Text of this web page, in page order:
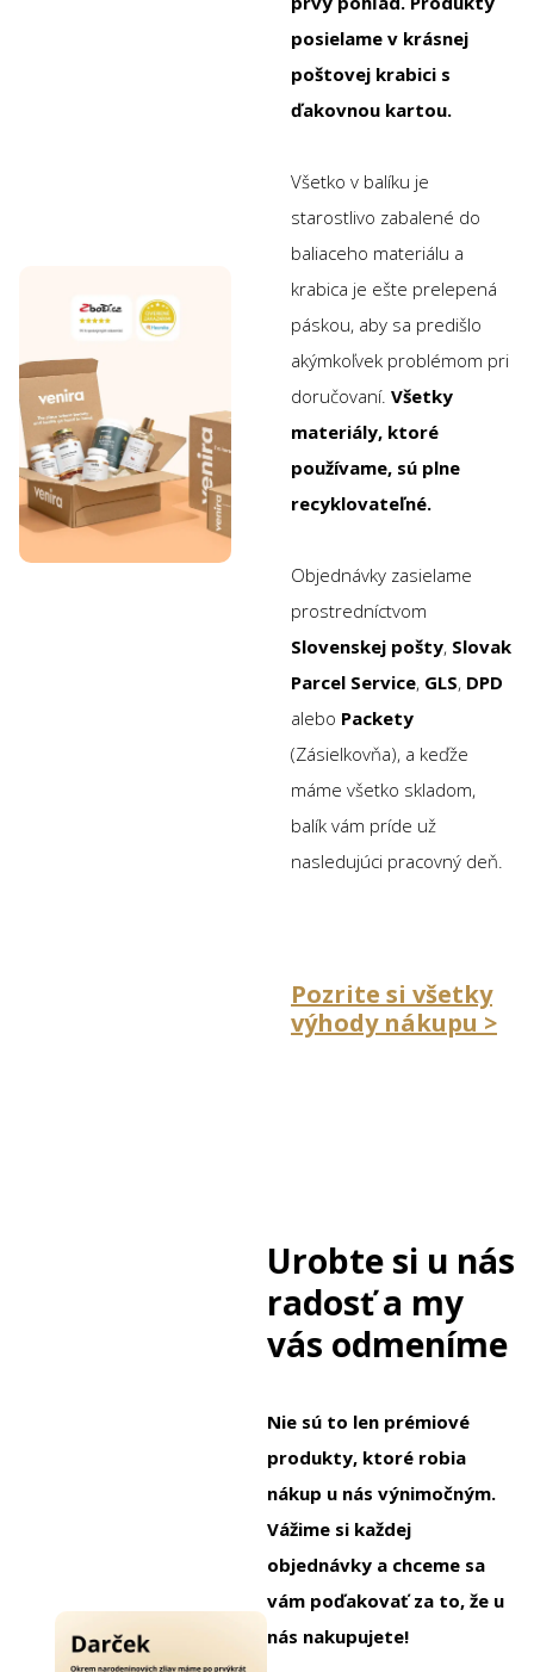
posielame v krásnej
poštovej krabici s
ďakovnou kartou.
Všetko v balíku je
starostlivo zabalené do
baliaceho materiálu a
krabica je ešte prelepená
páskou, aby sa predišlo
akýmkoľvek problémom pri
doručovaní. Všetky
materiály, ktoré
používame, sú plne
recyklovateľné.
Objednávky zasielame
prostredníctvom
Slovenskej pošty, Slovak
Parcel Service, GLS, DPD
alebo Packety
(Zásielkovňa), a keďže
máme všetko skladom,
balík vám príde už
nasledujúci pracovný deň.
Pozrite si všetky
výhody nákupu >
Urobte si u nás
radosť a my
vás odmeníme
Nie sú to len prémiové
produkty, ktoré robia
nákup u nás výnimočným.
Vážime si každej
objednávky a chceme sa
vám poďakovať za to, že u
nás nakupujete!